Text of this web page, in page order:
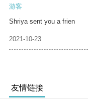
游客
Shriya sent you a frien
2021-10-23
友情链接